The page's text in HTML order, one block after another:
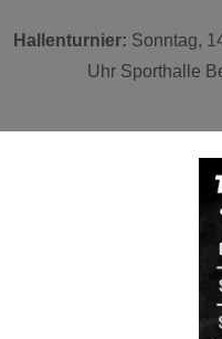
Hallenturnier: Sonntag,
Uhr Sporthalle